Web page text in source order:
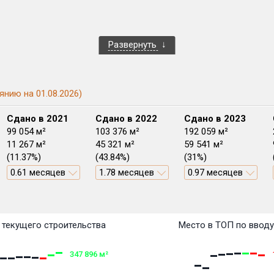
Развернуть
на 01.08.2026)
Сдано в 2021
99 054 м²
11 267 м²
(11.37%)
0.61 месяцев
Сдано в 2022
103 376 м²
45 321 м²
(43.84%)
1.78 месяцев
Сдано в 2023
192 059 м²
59 541 м²
(31%)
0.97 месяцев
строительства
347 896 м²
Место в ТОП по